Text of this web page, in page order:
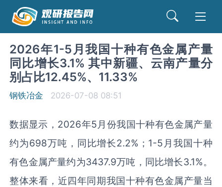
2026年1-5月我国十种有色金属产量
同比增长3.1% 其中新疆、云南产量分
别占比12.45%、11.33%
钢铁冶金 2026-07-08 08:51
数据显示，2026年5月份我国十种有色金属产量
约为698万吨，同比增长2.2%；1-5月我国十种
有色金属产量约为3437.9万吨，同比增长3.1%。
整体来看，近四年同期我国十种有色金属产量当